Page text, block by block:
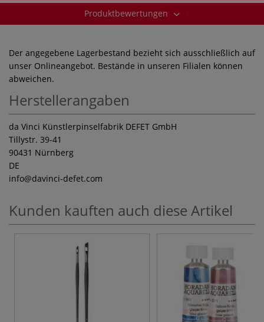
Produktbewertungen
Der angegebene Lagerbestand bezieht sich ausschließlich auf
unser Onlineangebot. Bestände in unseren Filialen können
abweichen.
Herstellerangaben
da Vinci Künstlerpinselfabrik DEFET GmbH
Tillystr. 39-41
90431 Nürnberg
DE
info@davinci-defet.com
Kunden kauften auch diese Artikel